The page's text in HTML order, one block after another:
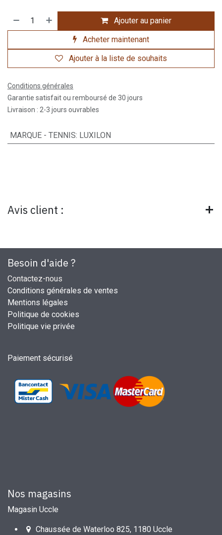
Ajouter au panier
Acheter maintenant
Ajouter à la liste de souhaits
Conditions générales
Garantie satisfait ou remboursé de 30 jours
Livraison : 2-3 jours ouvrables
MARQUE - TENNIS: LUXILON
Avis client :
Besoin d'aide ?
Contactez-nous
Conditions générales de ventes
Mentions légales
Politique de cookies
Politique vie privée
Paiement sécurisé
Nos magasins
Magasin Uccle
Chaussée de Waterloo 825, 1180 Uccle